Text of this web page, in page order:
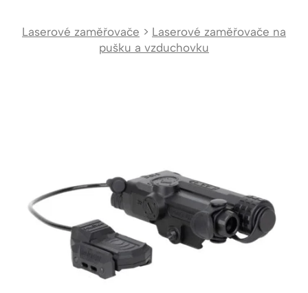
Laserové zaměřovače > Laserové zaměřovače na
pušku a vzduchovku